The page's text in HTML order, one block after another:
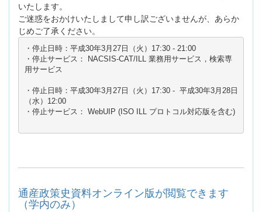
いたします。
ご迷惑をおかけいたしまして申し訳ございませんが、あらか
じめご了承ください。
・停止日時：平成30年3月27日（火）17:30 - 21:00
・停止サービス： NACSIS-CAT/ILL 業務用サービス，検索専
用サービス
・停止日時：平成30年3月27日（火）17:30 -  平成30年3月28日
（水）12:00
・停止サービス： WebUIP (ISO ILL プロトコル対応版を含む)
通産政策史資料オンライン版が閲覧できます
（学内のみ）